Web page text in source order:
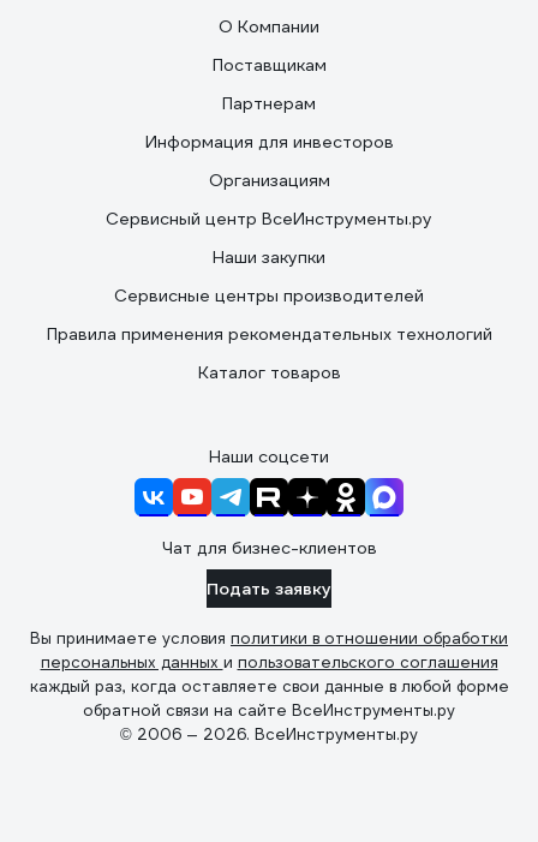
О Компании
Поставщикам
Партнерам
Информация для инвесторов
Организациям
Сервисный центр ВсеИнструменты.ру
Наши закупки
Сервисные центры производителей
Правила применения рекомендательных технологий
Каталог товаров
Наши соцсети
Чат для бизнес-клиентов
Подать заявку
Вы принимаете условия политики в отношении обработки
персональных данных и пользовательского соглашения
каждый раз, когда оставляете свои данные в любой форме
обратной связи на сайте ВсеИнструменты.ру
© 2006 — 2026. ВсеИнструменты.ру